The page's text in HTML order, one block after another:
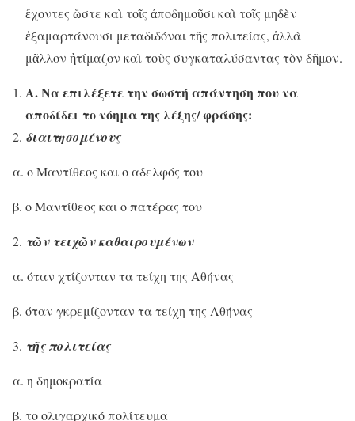
ἔχοντες ὥστε καὶ τοῖς ἀποδημοῦσι καὶ τοῖς μηδὲν
ἐξαμαρτάνουσι μεταδιδόναι τῆς πολιτείας, ἀλλὰ
μᾶλλον ἠτίμαζον καὶ τοὺς συγκαταλύσαντας τὸν δῆμον.
Α. Να επιλέξετε την σωστή απάντηση που να
αποδίδει το νόημα της λέξης/ φράσης:
διαιτησομένους
α. ο Μαντίθεος και ο αδελφός του
β. ο Μαντίθεος και ο πατέρας του
τῶν τειχῶν καθαιρουμένων
α. όταν χτίζονταν τα τείχη της Αθήνας
β. όταν γκρεμίζονταν τα τείχη της Αθήνας
τῆς πολιτείας
α. η δημοκρατία
β. το ολιγαρχικό πολίτευμα